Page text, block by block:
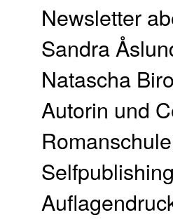
Newsletter
Sandra
Natascha
Autorin und